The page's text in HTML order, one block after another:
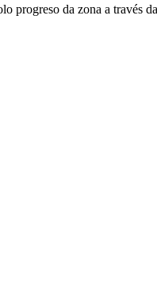
progreso da zona a través